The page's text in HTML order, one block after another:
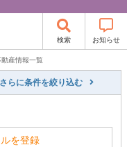
検索 お知らせ
動産情報一覧
さらに条件を絞り込む
を登録